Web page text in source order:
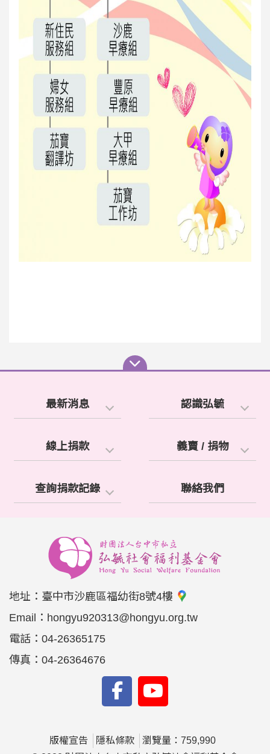
最新消息 認識弘毓
線上捐款 義賣 / 捐物
查詢捐款記錄 聯絡我們
地址： 臺中市沙鹿區福幼街8號4樓
Email： hongyu920313@hongyu.org.tw
電話： 04-26365175
傳真： 04-26364676
版權宣告 隱私條款
瀏覽量：759,990